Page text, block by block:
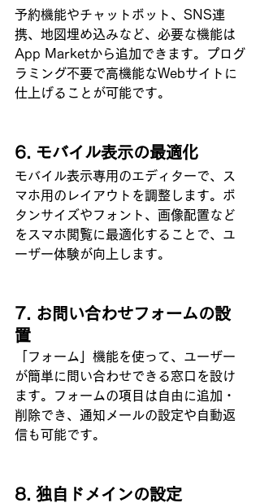
予約機能やチャットボット、SNS連
携、地図埋め込みなど、必要な機能は
App Marketから追加できます。プログ
ラミング不要で高機能なWebサイトに
仕上げることが可能です。
6. モバイル表示の最適化
モバイル表示専用のエディターで、ス
マホ用のレイアウトを調整します。ボ
タンサイズやフォント、画像配置など
をスマホ閲覧に最適化することで、ユ
ーザー体験が向上します。
7. お問い合わせフォームの設
置
「フォーム」機能を使って、ユーザー
が簡単に問い合わせできる窓口を設け
ます。フォームの項目は自由に追加・
削除でき、通知メールの設定や自動返
信も可能です。
8. 独自ドメインの設定